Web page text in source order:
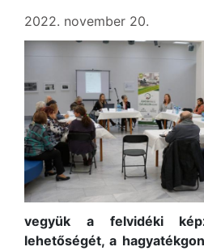
2022. november 20.
vegyük a felvidéki
lehetőségét, a